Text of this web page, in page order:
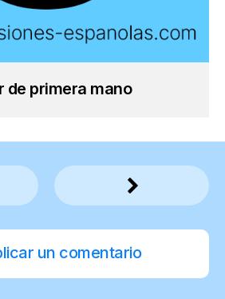
de primera mano
un comentario